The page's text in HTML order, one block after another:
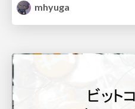
mhyuga